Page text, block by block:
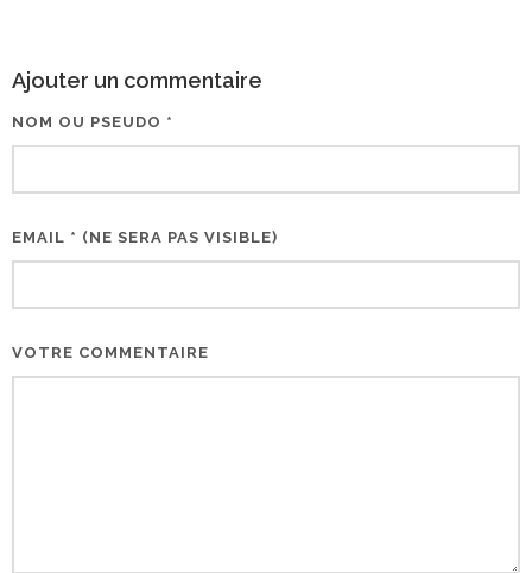
Ajouter un commentaire
NOM OU PSEUDO *
EMAIL * (NE SERA PAS VISIBLE)
VOTRE COMMENTAIRE